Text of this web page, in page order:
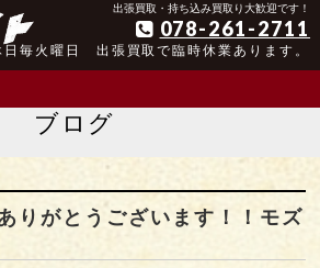
上の実績 出張買取・持ち込み買取り大歓迎です！
078-261-2711
火曜日 出張買取で臨時休業あります。
ブログ
りがとうございます！！モズ